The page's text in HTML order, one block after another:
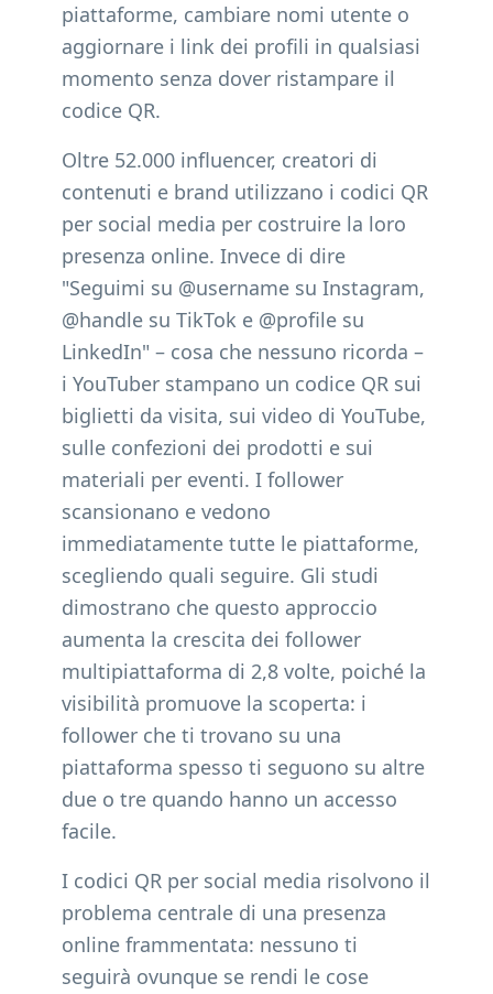
piattaforme, cambiare nomi utente o
aggiornare i link dei profili in qualsiasi
momento senza dover ristampare il
codice QR.
Oltre 52.000 influencer, creatori di
contenuti e brand utilizzano i codici QR
per social media per costruire la loro
presenza online. Invece di dire
"Seguimi su @username su Instagram,
@handle su TikTok e @profile su
LinkedIn" – cosa che nessuno ricorda –
i YouTuber stampano un codice QR sui
biglietti da visita, sui video di YouTube,
sulle confezioni dei prodotti e sui
materiali per eventi. I follower
scansionano e vedono
immediatamente tutte le piattaforme,
scegliendo quali seguire. Gli studi
dimostrano che questo approccio
aumenta la crescita dei follower
multipiattaforma di 2,8 volte, poiché la
visibilità promuove la scoperta: i
follower che ti trovano su una
piattaforma spesso ti seguono su altre
due o tre quando hanno un accesso
facile.
I codici QR per social media risolvono il
problema centrale di una presenza
online frammentata: nessuno ti
seguirà ovunque se rendi le cose